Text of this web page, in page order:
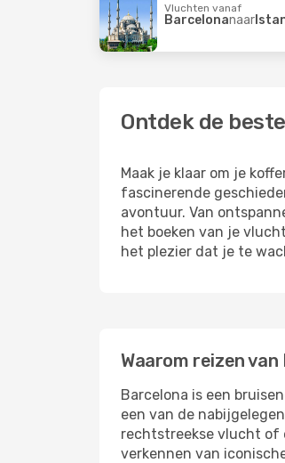
Vluchten vanaf
Barcelonanaar
Ontdek de
Maak je klaar om je
fascinerende
avontuur. Van
het boeken van je
het plezier dat je te
Waarom reizen
Barcelona is een
een van de
rechtstreekse vlucht of
verkennen van